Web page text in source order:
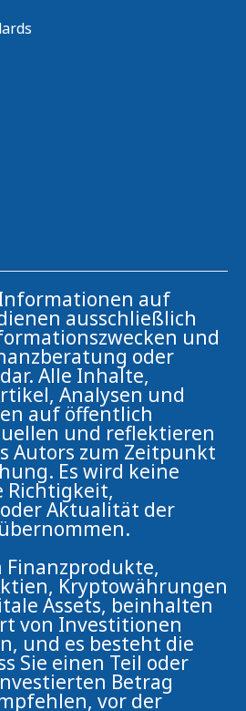
auf
ausschließlich
und
oder
Alle Inhalte,
Analysen und
auf öffentlich
und reflektieren
Autors zum Zeitpunkt
Es wird keine
Richtigkeit,
Aktualität der
Kryptowährungen
Assets, beinhalten
von Investitionen
und es besteht die
Sie einen Teil oder
Betrag
vor der